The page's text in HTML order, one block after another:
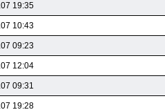
19:35
10:43
09:23
12:04
09:31
19:28